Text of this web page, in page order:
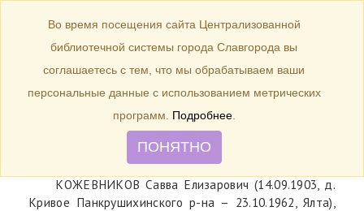
Toggle
navigation
БИБЛИОТЕКА
14 сентября 1903 г. – 120 лет со
дня рождения писателя С.Е.
Кожевникова.
КОЖЕВНИКОВ Савва Елизарович (14.09.1903, д.
Кривое Панкрушихинского р-на – 23.10.1962, Ялта),
Во время посещения сайта Централизованной
библиотечной системы города Славгорода вы
соглашаетесь с тем, что мы обрабатываем ваши
персональные данные с использованием метрических
программ. Подробнее.
ПОНЯТНО